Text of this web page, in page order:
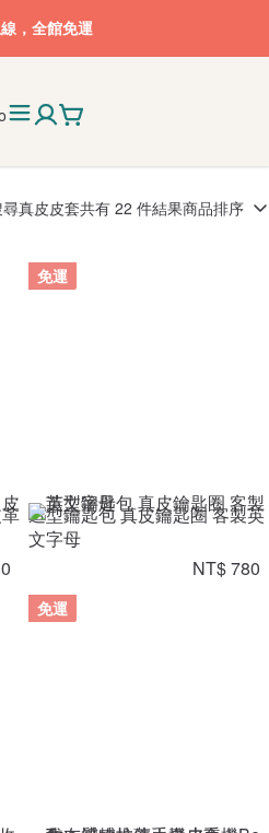
，全館免運
真皮皮套共有 22 件結果商品排序
免運
造型鑰匙包 真皮鑰匙圈 客製英
文字母
NT$ 780
免運